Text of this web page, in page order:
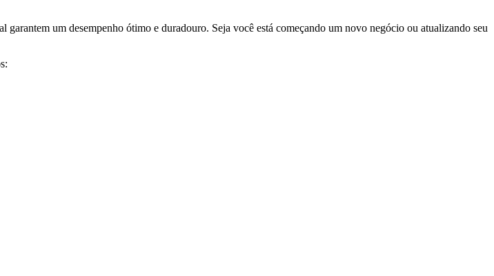
um desempenho ótimo e duradouro. Seja você está começando um novo negócio ou atualizando seu